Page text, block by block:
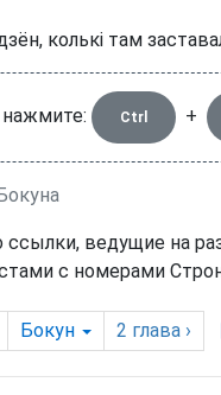
колькі там
Ctrl +
ведущие на
с номерами
Бокун 2 глава ›